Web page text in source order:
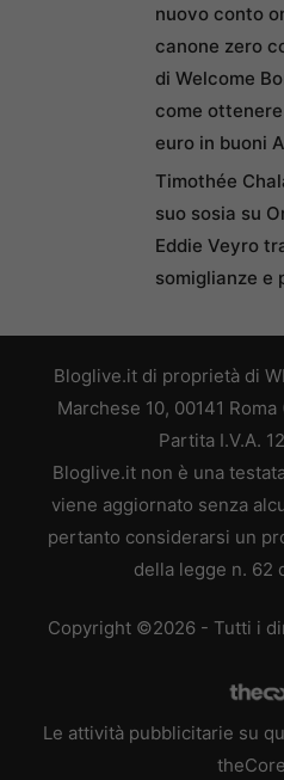
nuovo conto
canone zero
di Welcome
come
euro in buoni
Timothée
suo sosia su
Eddie Veyro
somiglianze e
Bloglive.it di proprietà di
Marchese 10, 00141
Partita I.V.A.
Bloglive.it non è una
viene aggiornato senza
pertanto considerarsi un
della legge n. 62
Copyright ©2026 - Tutti i
Le attività pubblicitarie su